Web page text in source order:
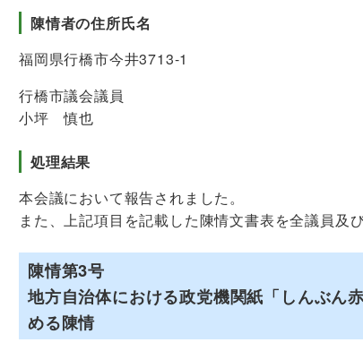
陳情者の住所氏名
福岡県行橋市今井3713-1
行橋市議会議員
小坪 慎也
処理結果
本会議において報告されました。
また、上記項目を記載した陳情文書表を全議員及
陳情第3号
地方自治体における政党機関紙「しんぶん
める陳情